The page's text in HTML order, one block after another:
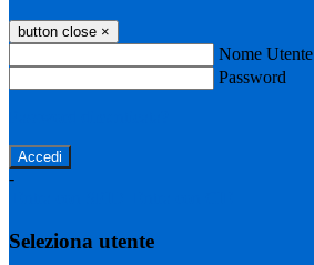
button close ×
Nome Utente
Password
-
Seleziona utente